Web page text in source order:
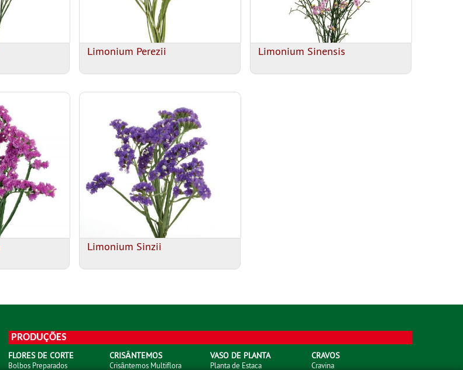
Limonium Perezii Limonium Sinensis
Limonium Sinzii
PRODUÇÕES
FLORES DE CORTE
Bolbos Preparados
CRISÂNTEMOS
Crisântemos Multiflora
VASO DE PLANTA
Planta de Estaca
CRAVOS
Cravina